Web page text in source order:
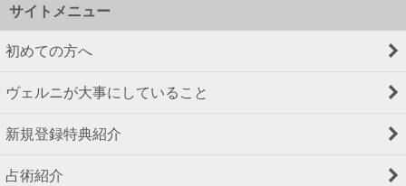
サイトメニュー
初めての方へ
ヴェルニが大事にしていること
新規登録特典紹介
占術紹介